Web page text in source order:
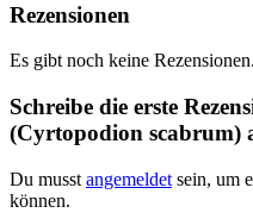
Rezensionen
Es gibt noch keine Rezensionen.
Schreibe die erste
(Cyrtopodion scabrum)
Du musst angemeldet sein, um
können.